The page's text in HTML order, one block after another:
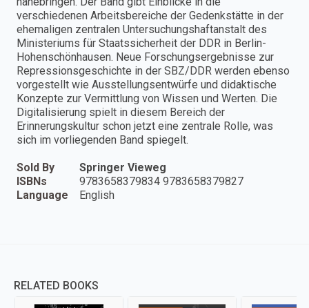
verschiedenen Arbeitsbereiche der Gedenkstätte in der
ehemaligen zentralen Untersuchungshaftanstalt des
Ministeriums für Staatssicherheit der DDR in Berlin-
Hohenschönhausen. Neue Forschungsergebnisse zur
Repressionsgeschichte in der SBZ/DDR werden ebenso
vorgestellt wie Ausstellungsentwürfe und didaktische
Konzepte zur Vermittlung von Wissen und Werten. Die
Digitalisierung spielt in diesem Bereich der
Erinnerungskultur schon jetzt eine zentrale Rolle, was
sich im vorliegenden Band spiegelt.
Sold By
Springer Vieweg
ISBNs
9783658379834 9783658379827
Language
English
RELATED BOOKS